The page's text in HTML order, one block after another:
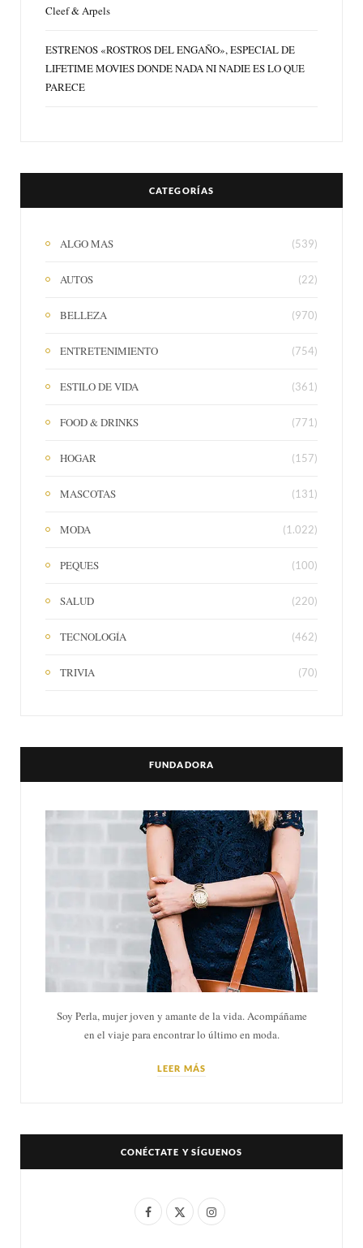
Cleef & Arpels
ESTRENOS «ROSTROS DEL ENGAÑO», ESPECIAL DE
LIFETIME MOVIES DONDE NADA NI NADIE ES LO QUE
PARECE
CATEGORÍAS
ALGO MAS (539)
AUTOS (22)
BELLEZA (970)
ENTRETENIMIENTO (754)
ESTILO DE VIDA (361)
FOOD & DRINKS (771)
HOGAR (157)
MASCOTAS (131)
MODA (1.022)
PEQUES (100)
SALUD (220)
TECNOLOGÍA (462)
TRIVIA (70)
FUNDADORA
Soy Perla, mujer joven y amante de la vida. Acompáñame
en el viaje para encontrar lo último en moda.
LEER MÁS
CONÉCTATE Y SÍGUENOS
F
X
I